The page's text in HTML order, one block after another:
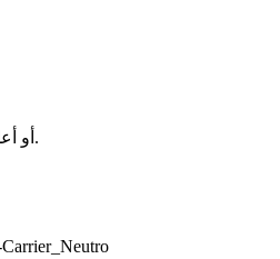
أو أعلى.